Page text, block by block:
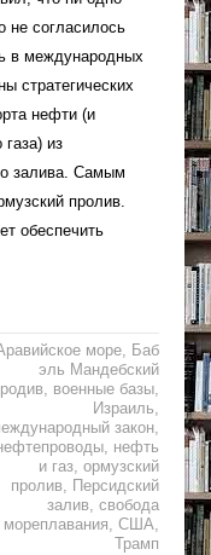
не согласилось
в международных
стратегических
нефти (и
из
залива. Самым
пролив.
обеспечить
море, Баб
эль Мандебский
, военные базы,
Израиль,
закон,
, нефть
и газ,ормузский
пролив, Персидский
залив,свобода
мореплавания,США,
Трамп